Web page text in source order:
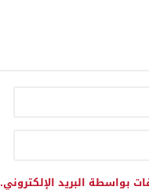
بواسطة البريد الإلكتروني.